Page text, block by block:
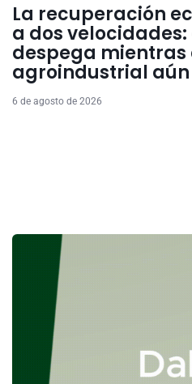
La recuperación
a dos velocidades:
despega mientras
agroindustrial aún
6 de agosto de 2026